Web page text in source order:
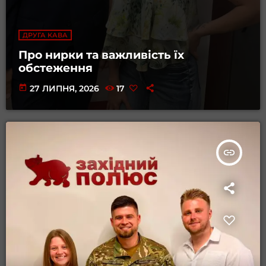
ДРУГА КАВА
Про нирки та важливість їх
обстеження
today 27 ЛИПНЯ, 2026 17
insert_link